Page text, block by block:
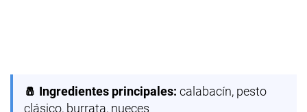
🧂 Ingredientes principales: calabacín, pesto
clásico, burrata, nueces